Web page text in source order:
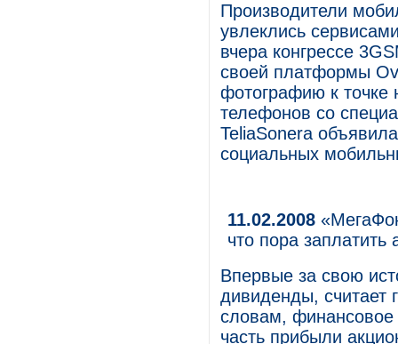
Производители
увлеклись
вчера конгрессе
своей платформы
фотографию к точке
телефонов со
TeliaSonera
социальных
11.02.2008
что пора заплатить
Впервые за свою
дивиденды, считает
словам, финансовое
часть прибыли